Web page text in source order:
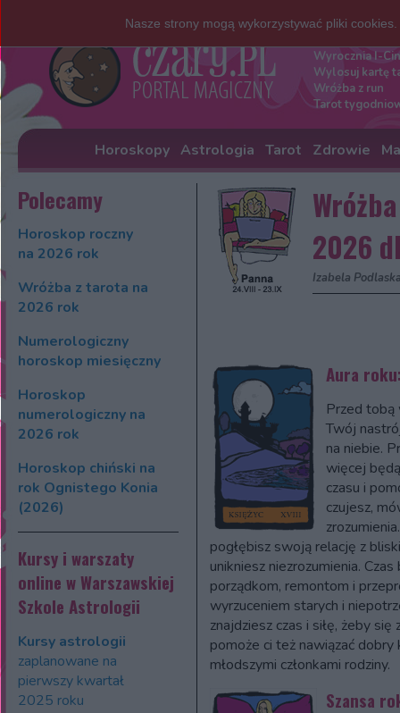
Darmowe
Wyrocznia I-
Wylosuj kartę
Wróżba z run
Tarot
Horoskopy Astrologia Tarot Zdrowie
Polecamy
Horoskop roczny
na 2026 rok
Wróżba z tarota na
2026 rok
Numerologiczny
horoskop miesięczny
Horoskop
numerologiczny na
2026 rok
Horoskop chiński na
rok Ognistego Konia
(2026)
Kursy i warszaty
online w Warszawskiej
Szkole Astrologii
Kursy astrologii
zaplanowane na
pierwszy kwartał
2025 roku
2026
Izabela
Aura
Przed
Twój
na niebie.
więcej
czasu i
czujesz,
pogłębisz swoją relację z
unikniesz niezrozumienia.
porządkom, remontom i
wyrzuceniem starych i
znajdziesz czas i siłę, żeby
pomoże ci też nawiązać
młodszymi członkami rodziny.
Szansa
Nasze strony mogą wykorzystywać pliki cookies.